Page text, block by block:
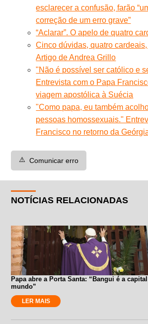
esclarecer a confusão, farão
correção de um erro grave”
“Aclarar”. O apelo de quatro
Cinco dúvidas, quatro
Artigo de Andrea Grillo
"Não é possível ser católico e
Entrevista com o Papa
viagem apostólica à Suécia
"Como papa, eu também
pessoas homossexuais."
Francisco no retorno da
⚠️ Comunicar erro
NOTÍCIAS RELACIONADAS
Papa abre a Porta Santa: “Bangui é a
mundo”
LER MAIS